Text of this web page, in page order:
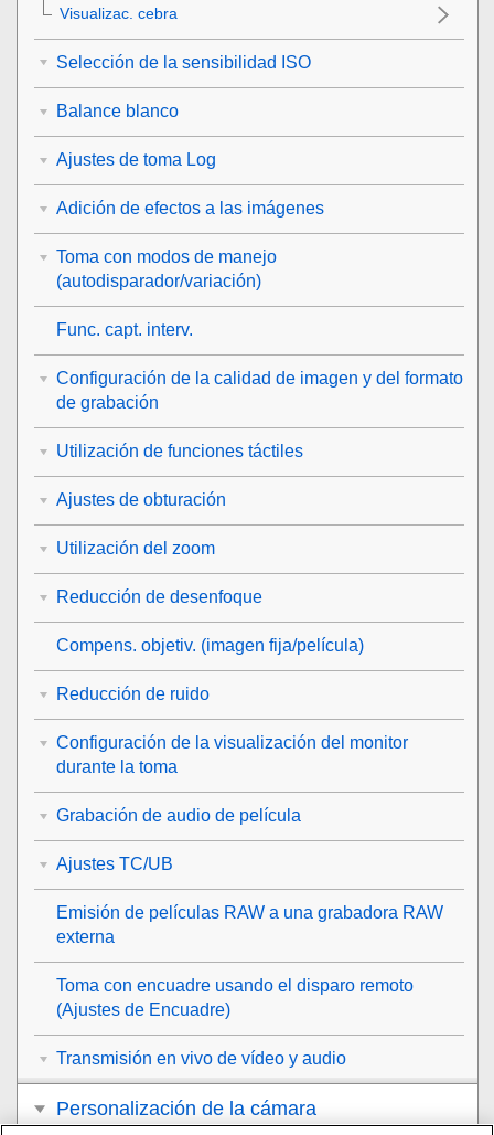
Visualizac. cebra
Selección de la sensibilidad ISO
Balance blanco
Ajustes de toma Log
Adición de efectos a las imágenes
Toma con modos de manejo
(autodisparador/variación)
Func. capt. interv.
Configuración de la calidad de imagen y del formato
de grabación
Utilización de funciones táctiles
Ajustes de obturación
Utilización del zoom
Reducción de desenfoque
Compens. objetiv. (imagen fija/película)
Reducción de ruido
Configuración de la visualización del monitor
durante la toma
Grabación de audio de película
Ajustes TC/UB
Emisión de películas RAW a una grabadora RAW
externa
Toma con encuadre usando el disparo remoto
(Ajustes de Encuadre)
Transmisión en vivo de vídeo y audio
Personalización de la cámara